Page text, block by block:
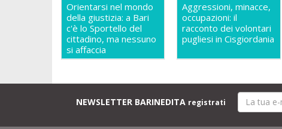
Orientarsi nel mondo
della giustizia: a Bari
c'è lo Sportello del
cittadino, ma nessuno
si affaccia
Aggressioni, minacce,
occupazioni: il
racconto dei volontari
pugliesi in Cisgiordania
NEWSLETTER BARINEDITA registrati